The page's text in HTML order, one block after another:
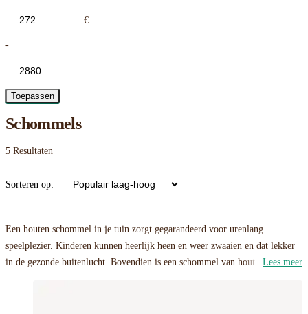
€
-
Toepassen
Schommels
5 Resultaten
Sorteren op:
Een houten schommel in je tuin zorgt gegarandeerd voor urenlang
speelplezier. Kinderen kunnen heerlijk heen en weer zwaaien en dat lekker
in de gezonde buitenlucht. Bovendien is een schommel van hout ook een
Lees meer